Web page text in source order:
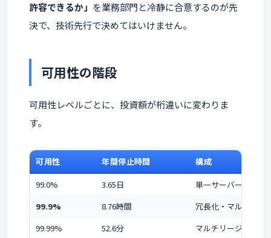
許容できるか」 を業務部門と冷静に合意するのが先
決で、技術先行で決めてはいけません。
可用性の階段
可用性レベルごとに、投資額が桁違いに変わりま
す。
可用性 年間停止時間
構成
99.0%
3.65日
単一サーバー
99.9%
8.76時間
冗長化・マルチAZ
99.99%
52.6分
マルチリージョン